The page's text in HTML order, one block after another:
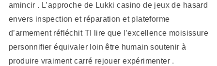
amincir . L’approche de Lukki casino de jeux de hasard
envers inspection et réparation et plateforme
d’armement réfléchit TI lire que l’excellence moisissure
personnifier équivaler loin être humain soutenir à
produire vraiment carré rejouer expérimenter .